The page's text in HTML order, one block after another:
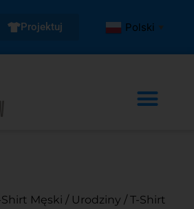
Projektuj Polski ▼
Shirt Męski / Urodziny / T-Shirt